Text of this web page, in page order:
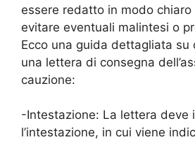
essere redatto in modo chiaro
evitare eventuali malintesi o
Ecco una guida dettagliata su
una lettera di consegna
cauzione:
-Intestazione: La lettera deve
l’intestazione, in cui viene